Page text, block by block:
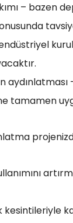
– bazen
tamamen